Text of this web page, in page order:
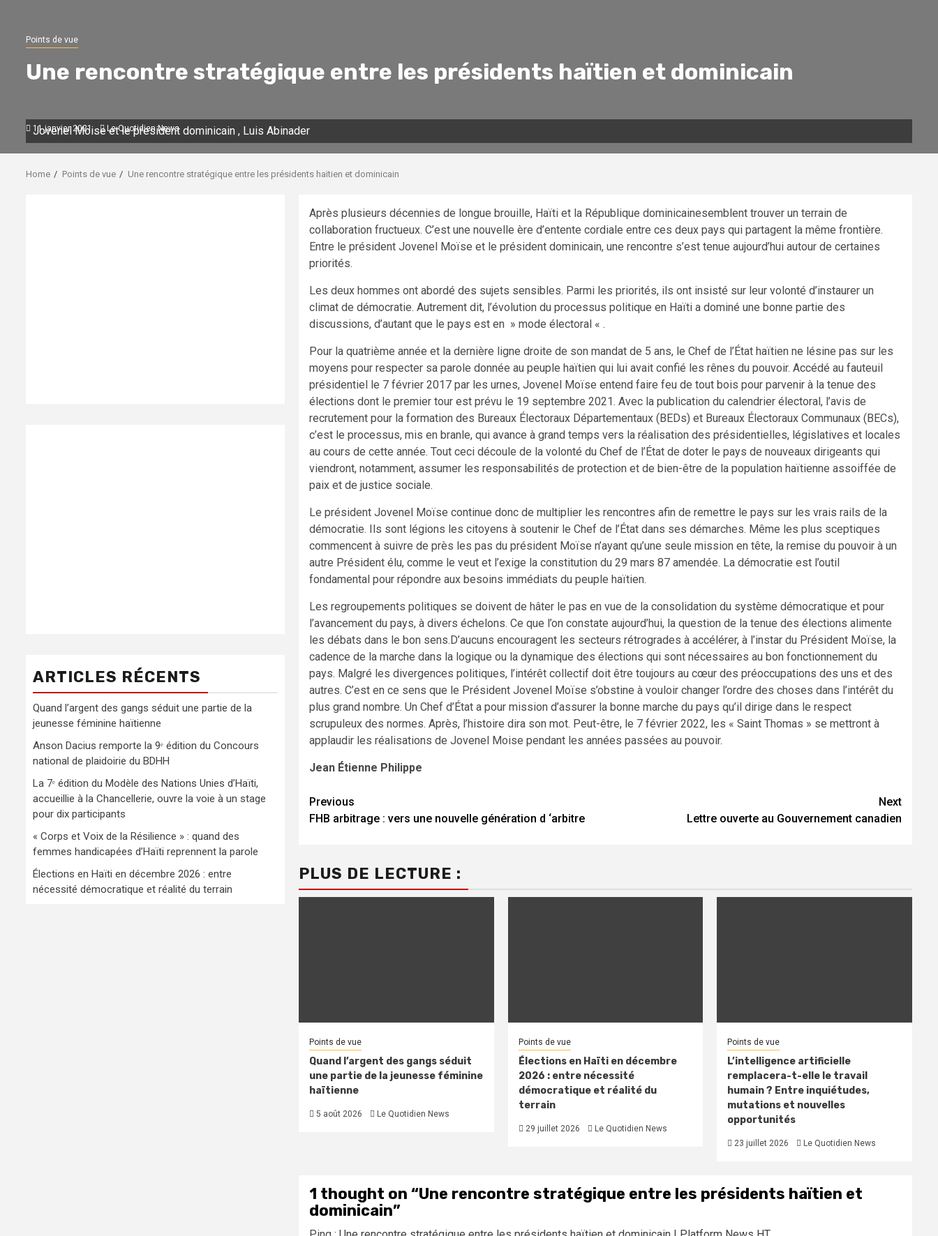
Points de vue
Une rencontre stratégique entre les présidents haïtien et dominicain
11 janvier 2021 Le Quotidien News
Jovenel Moise et le president dominicain , Luis Abinader
Home Points de vue Une rencontre stratégique entre les présidents haïtien et dominicain
Après plusieurs décennies de longue brouille, Haïti et la République dominicainesemblent trouver un terrain de
collaboration fructueux. C’est une nouvelle ère d’entente cordiale entre ces deux pays qui partagent la même frontière.
Entre le président Jovenel Moïse et le président dominicain, une rencontre s’est tenue aujourd’hui autour de certaines
priorités.
Les deux hommes ont abordé des sujets sensibles. Parmi les priorités, ils ont insisté sur leur volonté d’instaurer un
climat de démocratie. Autrement dit, l’évolution du processus politique en Haïti a dominé une bonne partie des
discussions, d’autant que le pays est en » mode électoral « .
Pour la quatrième année et la dernière ligne droite de son mandat de 5 ans, le Chef de l’État haïtien ne lésine pas sur les
moyens pour respecter sa parole donnée au peuple haïtien qui lui avait confié les rênes du pouvoir. Accédé au fauteuil
présidentiel le 7 février 2017 par les urnes, Jovenel Moïse entend faire feu de tout bois pour parvenir à la tenue des
élections dont le premier tour est prévu le 19 septembre 2021. Avec la publication du calendrier électoral, l’avis de
recrutement pour la formation des Bureaux Électoraux Départementaux (BEDs) et Bureaux Électoraux Communaux (BECs),
c’est le processus, mis en branle, qui avance à grand temps vers la réalisation des présidentielles, législatives et locales
au cours de cette année. Tout ceci découle de la volonté du Chef de l’État de doter le pays de nouveaux dirigeants qui
viendront, notamment, assumer les responsabilités de protection et de bien-être de la population haïtienne assoiffée de
paix et de justice sociale.
Le président Jovenel Moïse continue donc de multiplier les rencontres afin de remettre le pays sur les vrais rails de la
démocratie. Ils sont légions les citoyens à soutenir le Chef de l’État dans ses démarches. Même les plus sceptiques
commencent à suivre de près les pas du président Moïse n’ayant qu’une seule mission en tête, la remise du pouvoir à un
autre Président élu, comme le veut et l’exige la constitution du 29 mars 87 amendée. La démocratie est l’outil
fondamental pour répondre aux besoins immédiats du peuple haïtien.
Les regroupements politiques se doivent de hâter le pas en vue de la consolidation du système démocratique et pour
l’avancement du pays, à divers échelons. Ce que l’on constate aujourd’hui, la question de la tenue des élections alimente
les débats dans le bon sens.D’aucuns encouragent les secteurs rétrogrades à accélérer, à l’instar du Président Moïse, la
cadence de la marche dans la logique ou la dynamique des élections qui sont nécessaires au bon fonctionnement du
pays. Malgré les divergences politiques, l’intérêt collectif doit être toujours au cœur des préoccupations des uns et des
autres. C’est en ce sens que le Président Jovenel Moïse s’obstine à vouloir changer l’ordre des choses dans l’intérêt du
plus grand nombre. Un Chef d’État a pour mission d’assurer la bonne marche du pays qu’il dirige dans le respect
scrupuleux des normes. Après, l’histoire dira son mot. Peut-être, le 7 février 2022, les « Saint Thomas » se mettront à
applaudir les réalisations de Jovenel Moise pendant les années passées au pouvoir.
Jean Étienne Philippe
Continue
Reading
Previous
FHB arbitrage : vers une nouvelle génération d ‘arbitre
Next
Lettre ouverte au Gouvernement canadien
PLUS DE LECTURE :
Points de vue
Quand l’argent des gangs séduit
une partie de la jeunesse féminine
haïtienne
5 août 2026 Le Quotidien News
Points de vue
Élections en Haïti en décembre
2026 : entre nécessité
démocratique et réalité du
terrain
29 juillet 2026 Le Quotidien News
Points de vue
L’intelligence artificielle
remplacera-t-elle le travail
humain ? Entre inquiétudes,
mutations et nouvelles
opportunités
23 juillet 2026 Le Quotidien News
1 thought on “Une rencontre stratégique entre les présidents haïtien et
dominicain”
ARTICLES RÉCENTS
Quand l’argent des gangs séduit une partie de la
jeunesse féminine haïtienne
Anson Dacius remporte la 9ᵉ édition du Concours
national de plaidoirie du BDHH
La 7ᵉ édition du Modèle des Nations Unies d’Haïti,
accueillie à la Chancellerie, ouvre la voie à un stage
pour dix participants
« Corps et Voix de la Résilience » : quand des
femmes handicapées d’Haïti reprennent la parole
Élections en Haïti en décembre 2026 : entre
nécessité démocratique et réalité du terrain